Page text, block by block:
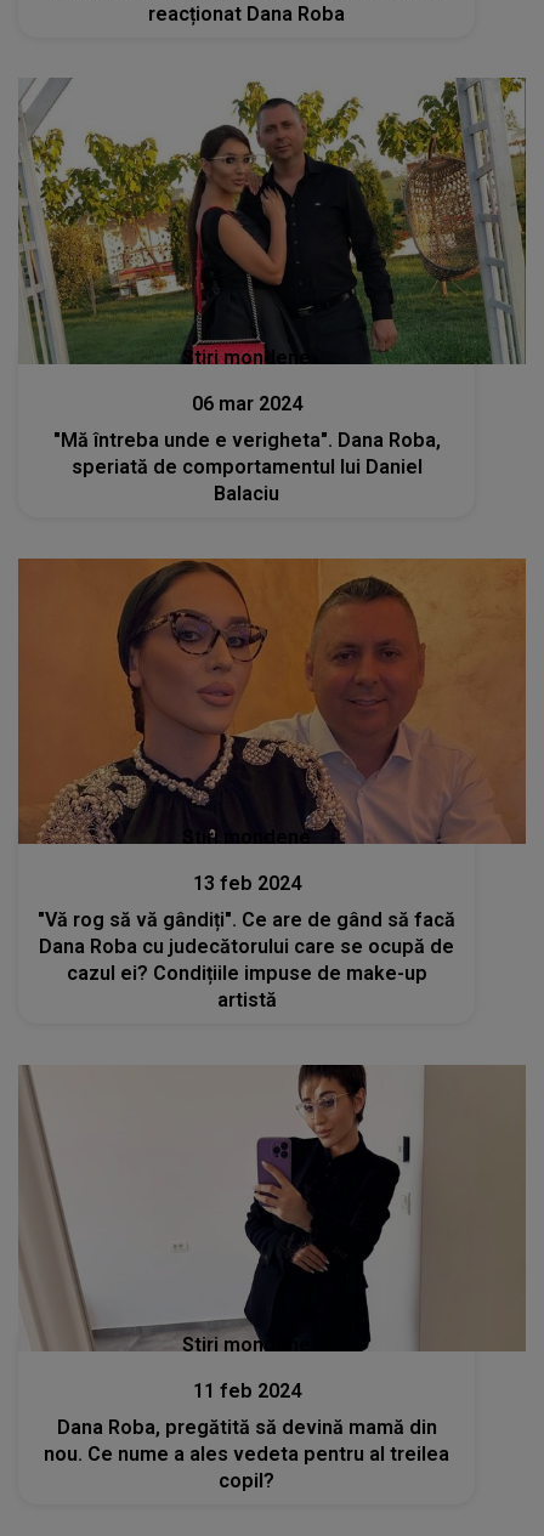
reacționat Dana Roba
Stiri mondene
06 mar 2024
"Mă întreba unde e verigheta". Dana Roba,
speriată de comportamentul lui Daniel
Balaciu
Stiri mondene
13 feb 2024
"Vă rog să vă gândiți". Ce are de gând să facă
Dana Roba cu judecătorului care se ocupă de
cazul ei? Condițiile impuse de make-up
artistă
Stiri mondene
11 feb 2024
Dana Roba, pregătită să devină mamă din
nou. Ce nume a ales vedeta pentru al treilea
copil?